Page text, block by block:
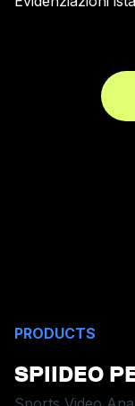
PRODUCTS
SPIIDEO